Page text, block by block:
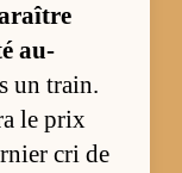
au-
un train.
le prix
cri de